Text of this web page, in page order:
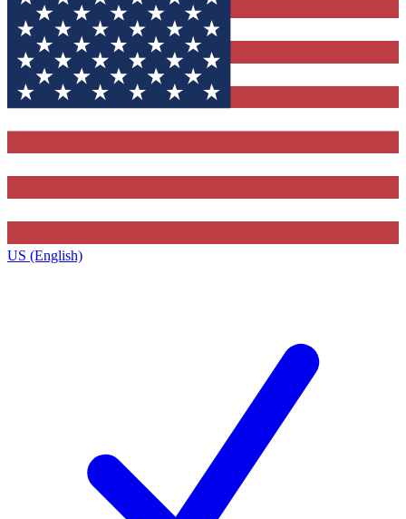
US (English)